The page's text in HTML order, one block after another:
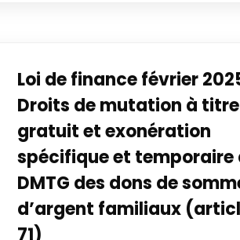
Loi de finance février
Droits de mutation à titre
gratuit et exonération
spécifique et temporaire
DMTG des dons de
d’argent familiaux
71)